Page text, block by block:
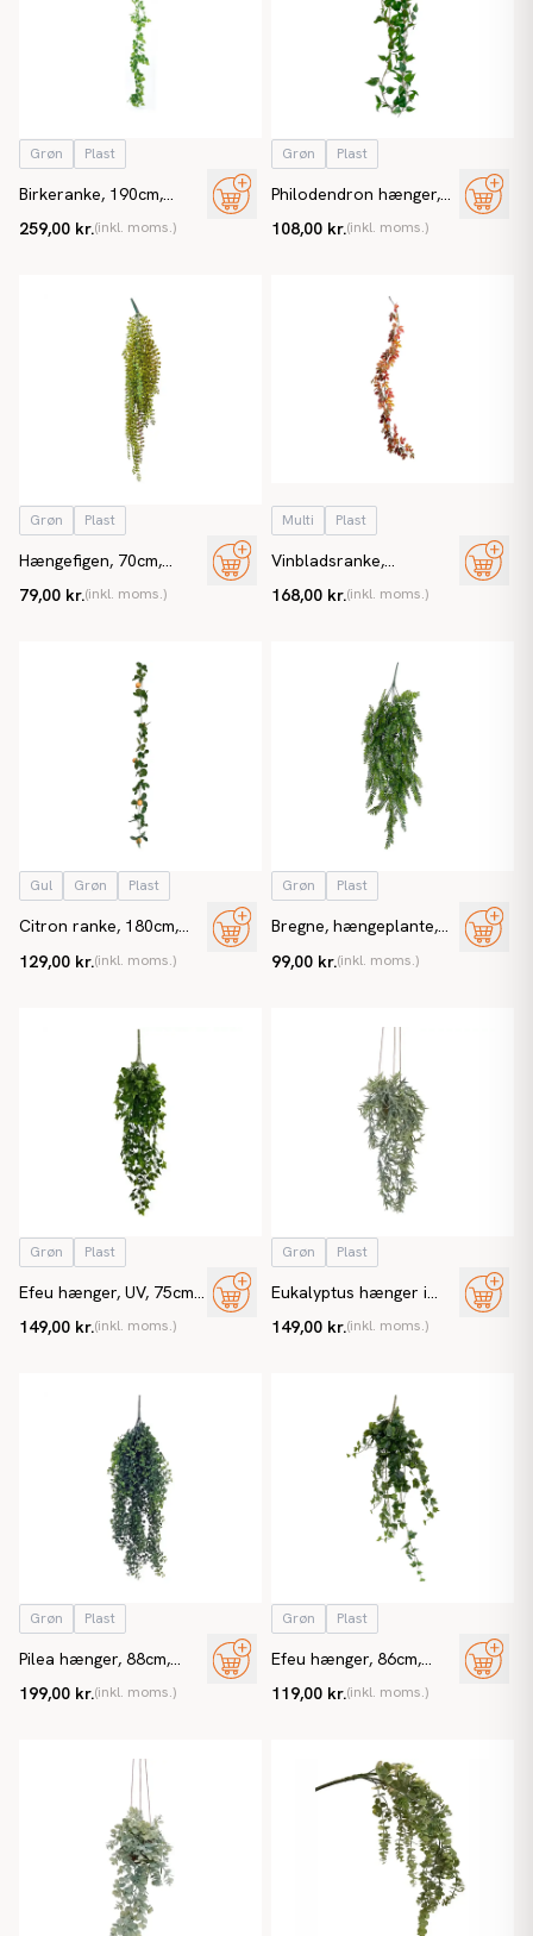
Grøn Plast
Birkeranke, 190cm,
259,00 kr.(inkl. moms.)
Grøn Plast
Philodendron hænger,
108,00 kr.(inkl. moms.)
Grøn Plast
Hængefigen, 70cm,
79,00 kr.(inkl. moms.)
Multi Plast
Vinbladsranke,
kunstig plante
168,00 kr.(inkl. moms.)
Gul Grøn Plast
Citron ranke, 180cm,
129,00 kr.(inkl. moms.)
Grøn Plast
Bregne, hængeplante,
flammehæmmende,
99,00 kr.(inkl. moms.)
Grøn Plast
Efeu hænger, UV, 75cm,
149,00 kr.(inkl. moms.)
Grøn Plast
Eukalyptus hænger i
plante
149,00 kr.(inkl. moms.)
Grøn Plast
Pilea hænger, 88cm,
199,00 kr.(inkl. moms.)
Grøn Plast
Efeu hænger, 86cm,
119,00 kr.(inkl. moms.)